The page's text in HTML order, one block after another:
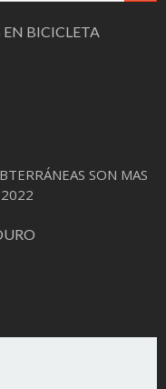
EN BICICLETA
SON MAS
2022